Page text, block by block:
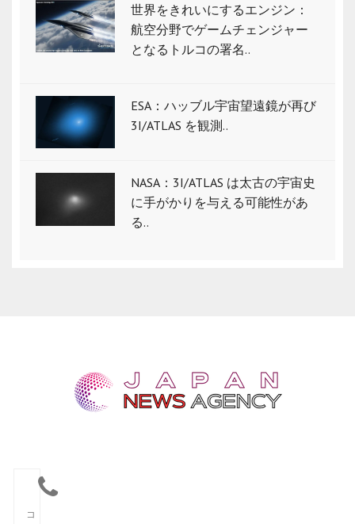
世界をきれいにするエンジン：
航空分野でゲームチェンジャー
となるトルコの署名..
ESA：ハッブル宇宙望遠鏡が再び
3I/ATLAS を観測..
NASA：3I/ATLAS は太古の宇宙史
に手がかりを与える可能性があ
る..
コ